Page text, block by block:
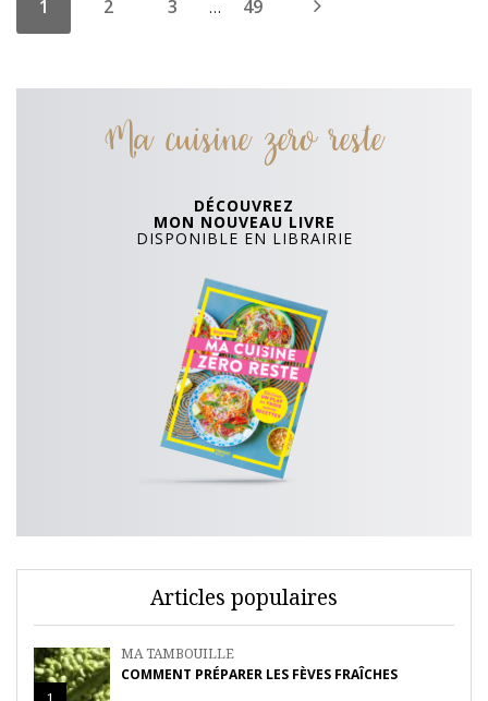
1 2 3 … 49
Ma cuisine zero reste
DÉCOUVREZ
MON NOUVEAU LIVRE
DISPONIBLE EN LIBRAIRIE
Articles populaires
MA TAMBOUILLE
COMMENT PRÉPARER LES FÈVES FRAÎCHES